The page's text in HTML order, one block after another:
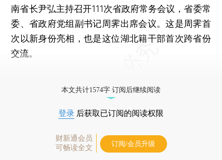
南省长尹弘主持召开111次省政府常务会议，省委常
委、省政府党组副书记周霁出席会议。这是周霁首
次以新身份亮相，也是这位湖北籍干部首次跨省份
交流。
本文共计1574字 订阅后继续阅读
登录 后获取已订阅的阅读权限
财新通会员
可畅读全文
订阅/会员升级